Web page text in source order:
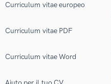
Curriculum vitae europeo
Curriculum vitae PDF
Curriculum vitae Word